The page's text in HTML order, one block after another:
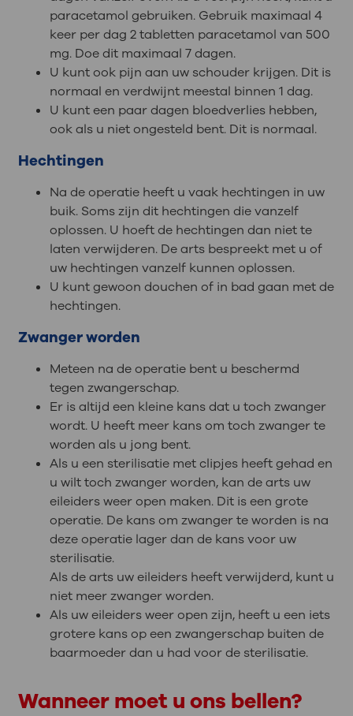
paracetamol gebruiken. Gebruik maximaal 4
keer per dag 2 tabletten paracetamol van 500
mg. Doe dit maximaal 7 dagen.
U kunt ook pijn aan uw schouder krijgen. Dit is
normaal en verdwijnt meestal binnen 1 dag.
U kunt een paar dagen bloedverlies hebben,
ook als u niet ongesteld bent. Dit is normaal.
Hechtingen
Na de operatie heeft u vaak hechtingen in uw
buik. Soms zijn dit hechtingen die vanzelf
oplossen. U hoeft de hechtingen dan niet te
laten verwijderen. De arts bespreekt met u of
uw hechtingen vanzelf kunnen oplossen.
U kunt gewoon douchen of in bad gaan met de
hechtingen.
Zwanger worden
Meteen na de operatie bent u beschermd
tegen zwangerschap.
Er is altijd een kleine kans dat u toch zwanger
wordt. U heeft meer kans om toch zwanger te
worden als u jong bent.
Als u een sterilisatie met clipjes heeft gehad en
u wilt toch zwanger worden, kan de arts uw
eileiders weer open maken. Dit is een grote
operatie. De kans om zwanger te worden is na
deze operatie lager dan de kans voor uw
sterilisatie.
Als de arts uw eileiders heeft verwijderd, kunt u
niet meer zwanger worden.
Als uw eileiders weer open zijn, heeft u een iets
grotere kans op een zwangerschap buiten de
baarmoeder dan u had voor de sterilisatie.
Wanneer moet u ons bellen?